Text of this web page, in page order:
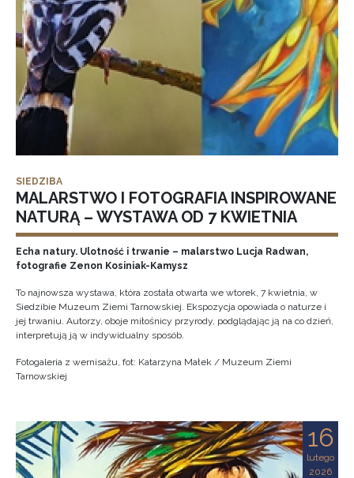
SIEDZIBA
MALARSTWO I FOTOGRAFIA INSPIROWANE
NATURĄ – WYSTAWA OD 7 KWIETNIA
Echa natury. Ulotność i trwanie – malarstwo Lucja Radwan,
fotografie Zenon Kosiniak-Kamysz
To najnowsza wystawa, która została otwarta we wtorek, 7 kwietnia, w
Siedzibie Muzeum Ziemi Tarnowskiej. Ekspozycja opowiada o naturze i
jej trwaniu. Autorzy, oboje miłośnicy przyrody, podglądając ją na co dzień,
interpretują ją w indywidualny sposób.
Fotogaleria z wernisażu, fot: Katarzyna Małek / Muzeum Ziemi
Tarnowskiej
16
lutego
2026